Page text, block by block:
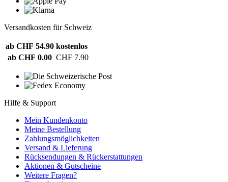
Versandkosten für Schweiz
ab CHF 54.90 kostenlos
ab CHF 0.00 CHF 7.90
Hilfe & Support
Mein Kundenkonto
Meine Bestellung
Zahlungsmöglichkeiten
Versand & Lieferung
Rücksendungen & Rückerstattungen
Aktionen & Gutscheine
Weitere Fragen?